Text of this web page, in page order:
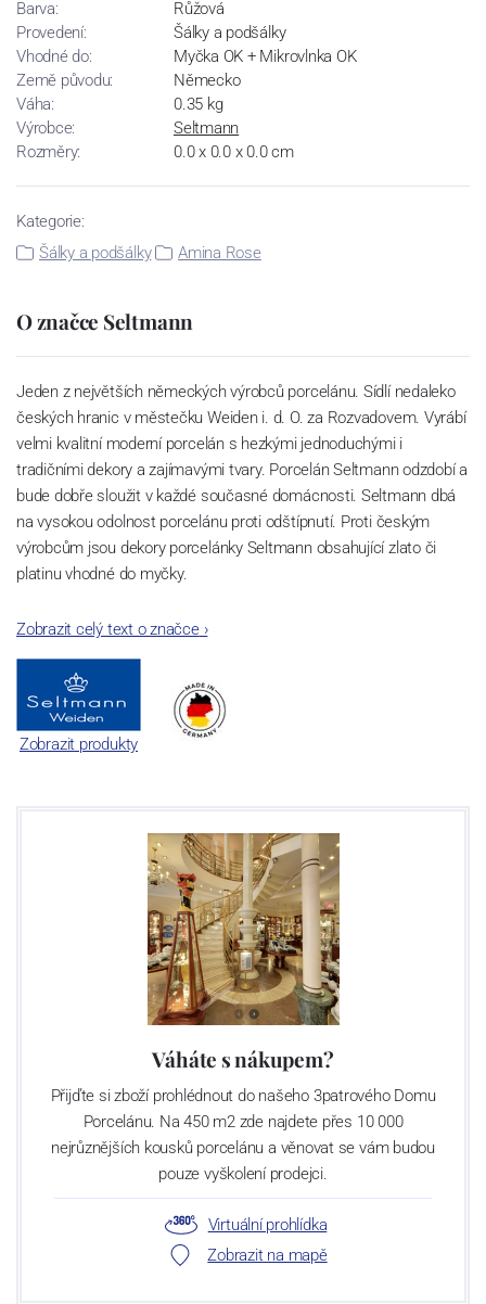
Barva:
Růžová
Provedení:
Šálky a podšálky
Vhodné do:
Myčka OK + Mikrovlnka OK
Země původu:
Německo
Váha:
0.35 kg
Výrobce:
Seltmann
Rozměry:
0.0 x 0.0 x 0.0 cm
Kategorie:
Šálky a podšálky
Amina Rose
O značce Seltmann
Jeden z největších německých výrobců porcelánu. Sídlí nedaleko
českých hranic v městečku Weiden i. d. O. za Rozvadovem. Vyrábí
velmi kvalitní moderní porcelán s hezkými jednoduchými i
tradičními dekory a zajímavými tvary. Porcelán Seltmann odzdobí a
bude dobře sloužit v každé současné domácnosti. Seltmann dbá
na vysokou odolnost porcelánu proti odštípnutí. Proti českým
výrobcům jsou dekory porcelánky Seltmann obsahující zlato či
platinu vhodné do myčky.
Zobrazit celý text o značce›
Zobrazit produkty
Váháte s nákupem?
Přijďte si zboží prohlédnout do našeho 3patrového Domu
Porcelánu. Na 450 m2 zde najdete přes 10 000
nejrůznějších kousků porcelánu a věnovat se vám budou
pouze vyškolení prodejci.
Virtuální prohlídka
Zobrazit na mapě